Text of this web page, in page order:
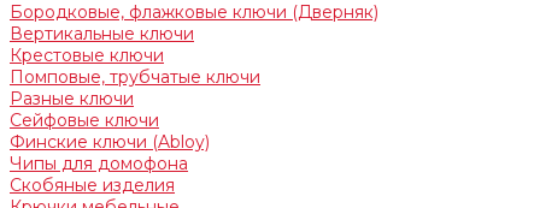
Бородковые, флажковые ключи (Дверняк)
Вертикальные ключи
Крестовые ключи
Помповые, трубчатые ключи
Разные ключи
Сейфовые ключи
Финские ключи (Abloy)
Чипы для домофона
Скобяные изделия